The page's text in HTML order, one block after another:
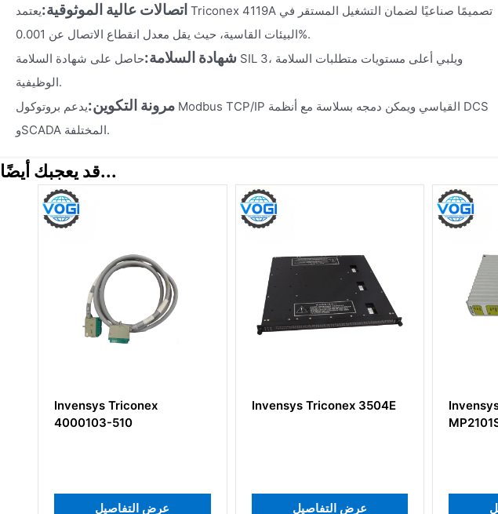
اتصالات عالية الموثوقية:يعتمد Triconex 4119A تصميمًا صناعيًا لضمان التشغيل المستقر في
البيئات القاسية، حيث يقل معدل انقطاع الاتصال عن 0.001%.
شهادة السلامة:حاصل على شهادة السلامة SIL 3، ويلبي أعلى مستويات متطلبات السلامة
الوظيفية.
مرونة التكوين:يدعم بروتوكول Modbus TCP/IP القياسي ويمكن دمجه بسلاسة مع أنظمة DCS
وSCADA المختلفة.
قد يعجبك أيضًا...
Invensys Triconex 3504E
عرض التفاصيل
Invensys Triconex
عرض التفاصيل